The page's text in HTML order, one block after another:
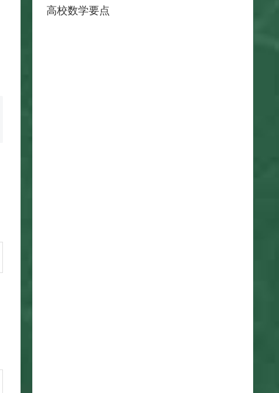
高校数学要点